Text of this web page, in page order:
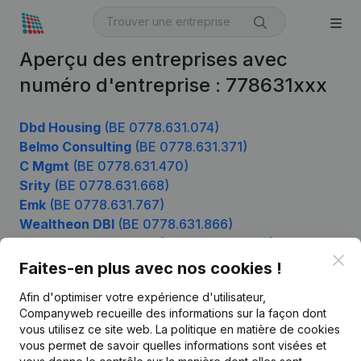
Aperçu des entreprises avec
numéro d'entreprise : 778631xxx
Dbd Housing (BE 0778.631.074)
Belmo Consulting (BE 0778.631.371)
C Mgmt (BE 0778.631.470)
Srity (BE 0778.631.668)
Emk (BE 0778.631.767)
Wealtheon DBI (BE 0778.631.866)
Faites-en plus avec nos cookies !
Afin d'optimiser votre expérience d'utilisateur,
Companyweb recueille des informations sur la façon dont
vous utilisez ce site web. La politique en matière de cookies
vous permet de savoir quelles informations sont visées et
Produit
Informations d’entreprise